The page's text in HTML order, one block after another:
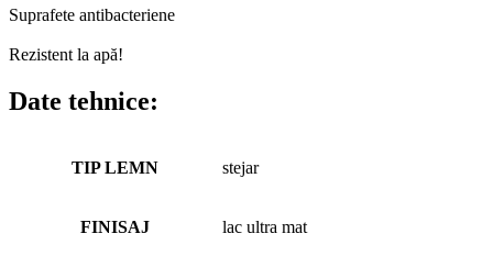
Suprafete antibacteriene
Rezistent la apă!
Date tehnice:
TIP LEMN stejar
FINISAJ lac ultra mat